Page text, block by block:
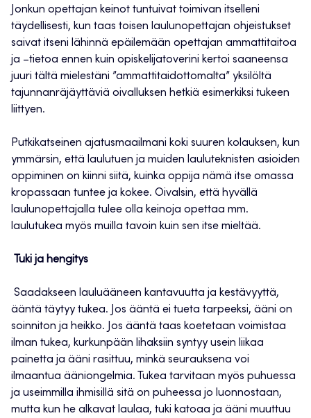
Jonkun opettajan keinot tuntuivat toimivan itselleni
täydellisesti, kun taas toisen laulunopettajan ohjeistukset
saivat itseni lähinnä epäilemään opettajan ammattitaitoa
ja –tietoa ennen kuin opiskelijatoverini kertoi saaneensa
juuri tältä mielestäni ”ammattitaidottomalta” yksilöltä
tajunnanräjäyttäviä oivalluksen hetkiä esimerkiksi tukeen
liittyen.
Putkikatseinen ajatusmaailmani koki suuren kolauksen, kun
ymmärsin, että laulutuen ja muiden lauluteknisten asioiden
oppiminen on kiinni siitä, kuinka oppija nämä itse omassa
kropassaan tuntee ja kokee. Oivalsin, että hyvällä
laulunopettajalla tulee olla keinoja opettaa mm.
laulutukea myös muilla tavoin kuin sen itse mieltää.
Tuki ja hengitys
Saadakseen lauluääneen kantavuutta ja kestävyyttä,
ääntä täytyy tukea. Jos ääntä ei tueta tarpeeksi, ääni on
soinniton ja heikko. Jos ääntä taas koetetaan voimistaa
ilman tukea, kurkunpään lihaksiin syntyy usein liikaa
painetta ja ääni rasittuu, minkä seurauksena voi
ilmaantua ääniongelmia. Tukea tarvitaan myös puhuessa
ja useimmilla ihmisillä sitä on puheessa jo luonnostaan,
mutta kun he alkavat laulaa, tuki katoaa ja ääni muuttuu